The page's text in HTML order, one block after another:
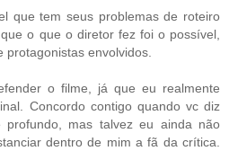
que tem seus problemas de roteiro
o que o diretor fez foi o possível,
envolvidos.
o filme, já que eu realmente
Concordo contigo quando vc diz
mas talvez eu ainda não
dentro de mim a fã da crítica.